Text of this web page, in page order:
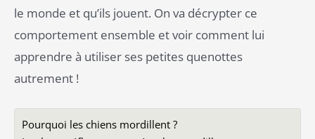
le monde et qu’ils jouent. On va décrypter ce
comportement ensemble et voir comment lui
apprendre à utiliser ses petites quenottes
autrement !
Pourquoi les chiens mordillent ?